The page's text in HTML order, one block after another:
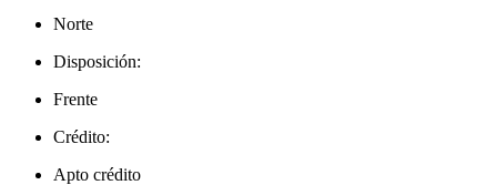
Norte
Disposición:
Frente
Crédito:
Apto crédito